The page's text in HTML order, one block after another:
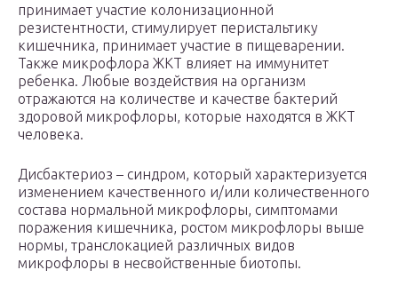
принимает участие колонизационной
резистентности, стимулирует перистальтику
кишечника, принимает участие в пищеварении.
Также микрофлора ЖКТ влияет на иммунитет
ребенка. Любые воздействия на организм
отражаются на количестве и качестве бактерий
здоровой микрофлоры, которые находятся в ЖКТ
человека.
Дисбактериоз – синдром, который характеризуется
изменением качественного и/или количественного
состава нормальной микрофлоры, симптомами
поражения кишечника, ростом микрофлоры выше
нормы, транслокацией различных видов
микрофлоры в несвойственные биотопы.